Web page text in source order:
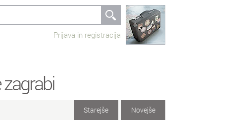
Prijava in registracija
Novejše
Starejše